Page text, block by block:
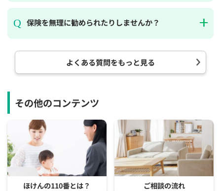
保険を無理に勧められたりしませんか？
よくある質問をもっと見る
その他のコンテンツ
ほけんの110番とは？ ご相談の流れ